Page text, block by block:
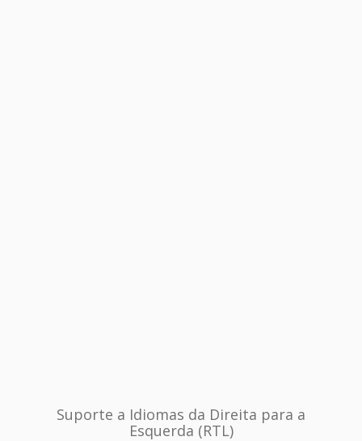
Suporte a Idiomas da Direita para a
Esquerda (RTL)